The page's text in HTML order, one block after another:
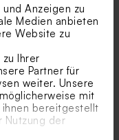
Anzeigen zu
Medien anbieten
Website zu
Ihrer
Partner für
weiter. Unsere
mit
bereitgestellt
Nutzung der
für